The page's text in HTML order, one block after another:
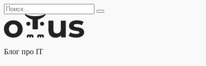
Перейти
к
содержанию
Search
for:
Блог про IT